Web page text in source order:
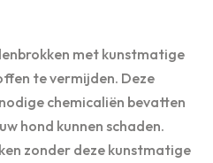
met kunstmatige
te vermijden. Deze
chemicaliën bevatten
hond kunnen schaden.
zonder deze kunstmatige